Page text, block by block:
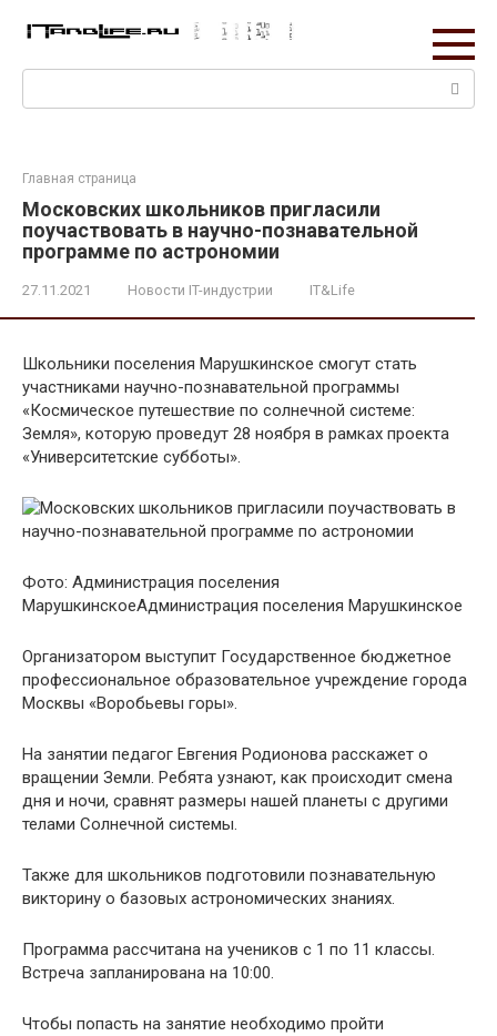
Поиск:
Главная страница
Московских школьников пригласили
поучаствовать в научно-познавательной
программе по астрономии
27.11.2021 Новости IT-индустрии IT&Life
Школьники поселения Марушкинское смогут стать
участниками научно-познавательной программы
«Космическое путешествие по солнечной системе:
Земля», которую проведут 28 ноября в рамках проекта
«Университетские субботы».
Фото: Администрация поселения
МарушкинскоеАдминистрация поселения Марушкинское
Организатором выступит Государственное бюджетное
профессиональное образовательное учреждение города
Москвы «Воробьевы горы».
На занятии педагог Евгения Родионова расскажет о
вращении Земли. Ребята узнают, как происходит смена
дня и ночи, сравнят размеры нашей планеты с другими
телами Солнечной системы.
Также для школьников подготовили познавательную
викторину о базовых астрономических знаниях.
Программа рассчитана на учеников с 1 по 11 классы.
Встреча запланирована на 10:00.
Чтобы попасть на занятие необходимо пройти